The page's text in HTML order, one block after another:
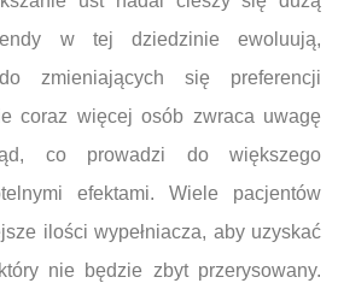
w tej dziedzinie ewoluują,
zmieniających się preferencji
coraz więcej osób zwraca uwagę
co prowadzi do większego
efektami. Wiele pacjentów
ilości wypełniacza, aby uzyskać
nie będzie zbyt przerysowany.